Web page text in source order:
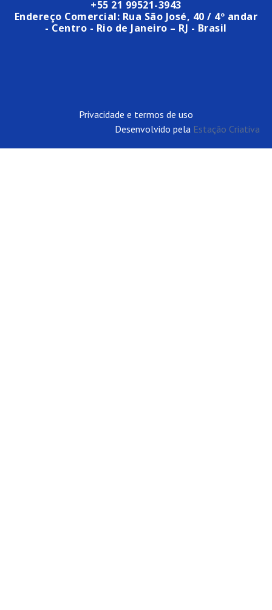
+55 21 99521-3943
Endereço Comercial: Rua São José, 40 / 4º andar
- Centro - Rio de Janeiro – RJ - Brasil
Privacidade e termos de uso
Desenvolvido pela Estação Criativa